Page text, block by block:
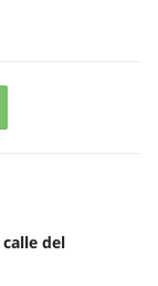
del